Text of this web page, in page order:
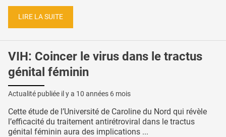
LIRE LA SUITE
VIH: Coincer le virus dans le tractus
génital féminin
Actualité publiée il y a 10 années 6 mois
Cette étude de l’Université de Caroline du Nord qui révèle
l’efficacité du traitement antirétroviral dans le tractus
génital féminin aura des implications ...